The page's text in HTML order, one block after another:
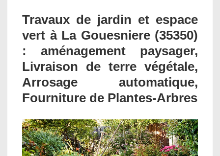
Travaux de jardin et espace
vert à La Gouesniere (35350)
: aménagement paysager,
Livraison de terre végétale,
Arrosage automatique,
Fourniture de Plantes-Arbres